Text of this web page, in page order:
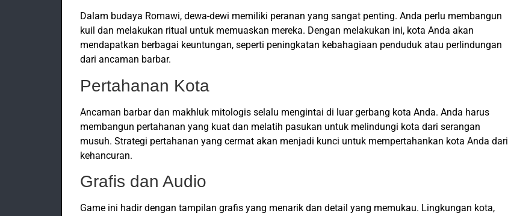
Dalam budaya Romawi, dewa-dewi memiliki peranan yang sangat penting. Anda perlu membangun
kuil dan melakukan ritual untuk memuaskan mereka. Dengan melakukan ini, kota Anda akan
mendapatkan berbagai keuntungan, seperti peningkatan kebahagiaan penduduk atau perlindungan
dari ancaman barbar.
Pertahanan Kota
Ancaman barbar dan makhluk mitologis selalu mengintai di luar gerbang kota Anda. Anda harus
membangun pertahanan yang kuat dan melatih pasukan untuk melindungi kota dari serangan
musuh. Strategi pertahanan yang cermat akan menjadi kunci untuk mempertahankan kota Anda dari
kehancuran.
Grafis dan Audio
Game ini hadir dengan tampilan grafis yang menarik dan detail yang memukau. Lingkungan kota,